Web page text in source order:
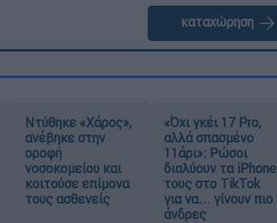
καταχώρηση
Ντύθηκε «Χάρος»,
ανέβηκε στην
οροφή
νοσοκομείου και
κοιτούσε επίμονα
τους ασθενείς
«Όχι γκέι 17 Pro,
αλλά σπασμένο
11άρι»: Ρώσοι
διαλύουν τα iPhone
τους στο TikTok
για να... γίνουν πιο
άνδρες